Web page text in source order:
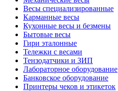
Весы специализированные
Карманные весы
Кухонные весы и безмены
Бытовые весы
Гири эталонные
Тележки с весами
Тензодатчики и ЗИП
Лабораторное оборудование
Банковское оборудование
Принтеры чеков и этикеток